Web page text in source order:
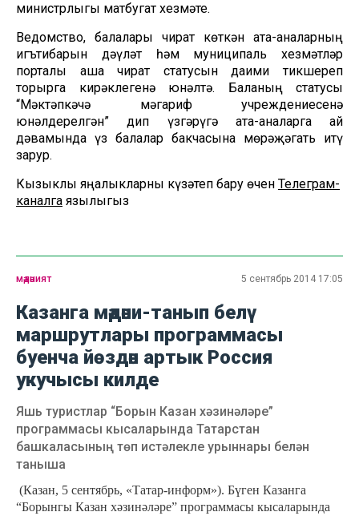
министрлыгы матбугат хезмәте.
Ведомство, балалары чират көткән ата-аналарның
игътибарын дәүләт һәм муниципаль хезмәтләр
порталы аша чират статусын даими тикшереп
торырга кирәклегенә юнәлтә. Баланың статусы
“Мәктәпкәчә мәгариф учреждениесенә
юнәлдерелгән” дип үзгәрүгә ата-аналарга ай
дәвамында үз балалар бакчасына мөрәҗәгать итү
зарур.
Кызыклы яңалыкларны күзәтеп бару өчен Телеграм-
каналга язылыгыз
мәдәният 5 сентябрь 2014 17:05
Казанга мәдәни-танып белү
маршрутлары программасы
буенча йөздән артык Россия
укучысы килде
Яшь туристлар “Борын Казан хәзинәләре”
программасы кысаларында Татарстан
башкаласының төп истәлекле урыннары белән
таныша
(Казан, 5 сентябрь, «Татар-информ»). Бүген Казанга
“Борынгы Казан хәзинәләре” программасы кысаларында